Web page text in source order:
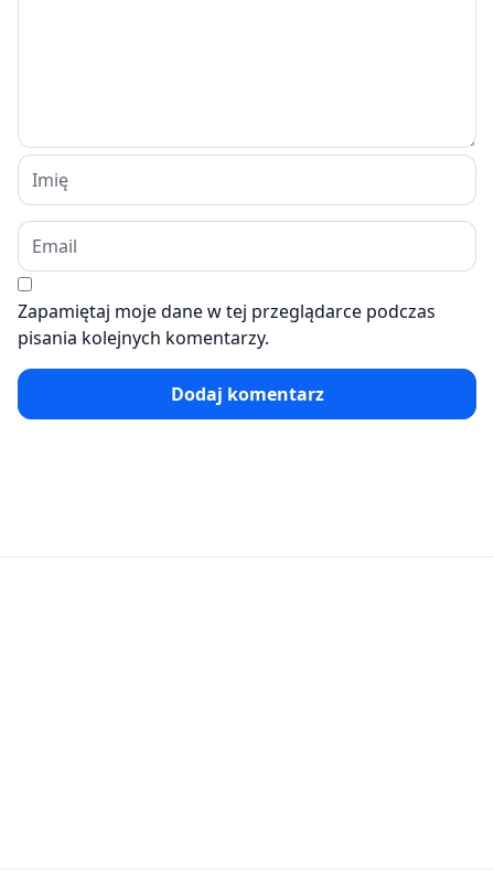
Zapamiętaj moje dane w tej przeglądarce podczas
pisania kolejnych komentarzy.
Dodaj komentarz